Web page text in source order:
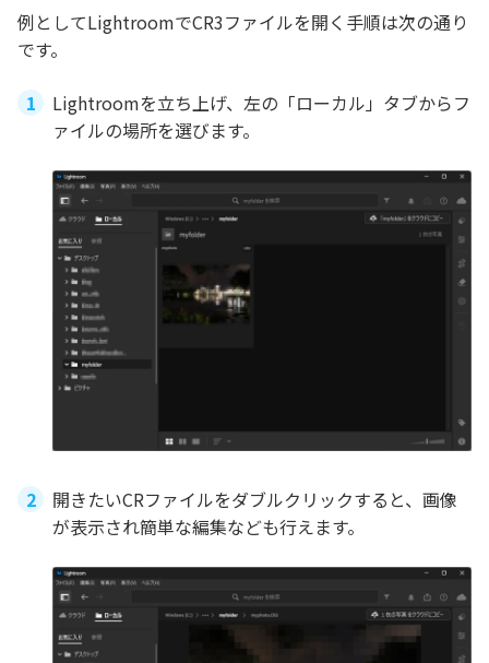
例としてLightroomでCR3ファイルを開く手順は次の通り
です。
Lightroomを立ち上げ、左の「ローカル」タブからフ
ァイルの場所を選びます。
開きたいCRファイルをダブルクリックすると、画像
が表示され簡単な編集なども行えます。